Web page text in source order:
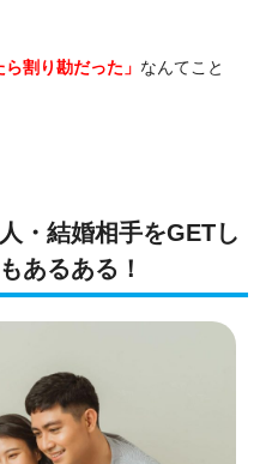
ら割り勘だった」 なんてこと
・結婚相手をGETし
あるある！